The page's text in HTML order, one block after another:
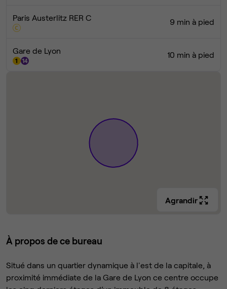
Paris Austerlitz RER C 9 min à pied
Gare de Lyon 10 min à pied
Agrandir
À propos de ce bureau
Situé dans un quartier dynamique à l'est de la capitale, à
proximité immédiate de la Gare de Lyon ce centre occupe